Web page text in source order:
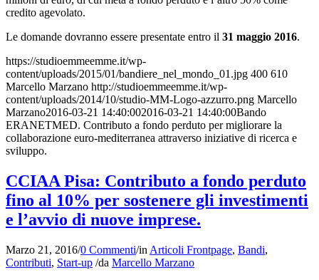
credito agevolato.
Le domande dovranno essere presentate entro il 31 maggio 2016.
https://studioemmeemme.it/wp-
content/uploads/2015/01/bandiere_nel_mondo_01.jpg 400 610
Marcello Marzano http://studioemmeemme.it/wp-
content/uploads/2014/10/studio-MM-Logo-azzurro.png Marcello
Marzano2016-03-21 14:40:002016-03-21 14:40:00Bando
ERANETMED. Contributo a fondo perduto per migliorare la
collaborazione euro-mediterranea attraverso iniziative di ricerca e
sviluppo.
CCIAA Pisa: Contributo a fondo perduto
fino al 10% per sostenere gli investimenti
e l’avvio di nuove imprese.
Marzo 21, 2016/0 Commenti/in Articoli Frontpage, Bandi,
Contributi, Start-up /da Marcello Marzano